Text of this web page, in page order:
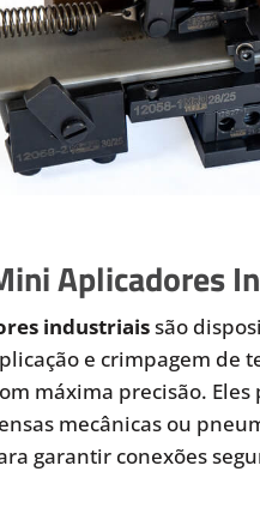
Aplicadores
industriaissão
e crimpagem de
máxima precisão. Eles
mecânicas ou
garantir conexões